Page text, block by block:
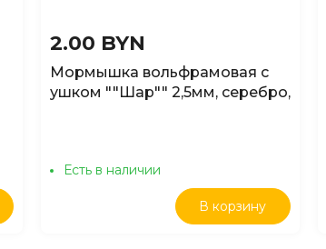
2.00 BYN
Мормышка вольфрамовая с
ушком ""Шар"" 2,5мм, серебро,
Есть в наличии
В корзину